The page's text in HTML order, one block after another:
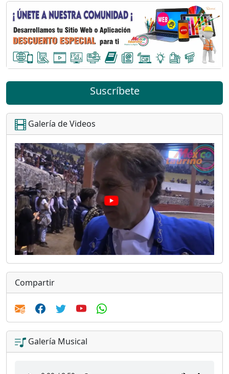
Suscríbete
Galería de Videos
Compartir
Galería Musical